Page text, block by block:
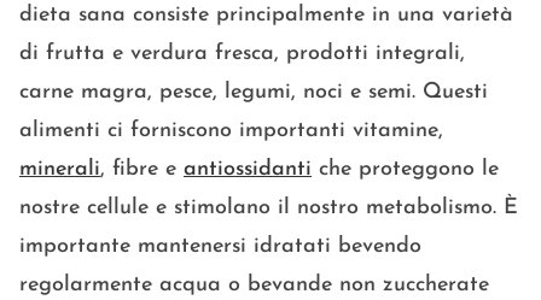
dieta sana consiste principalmente in una varietà
di frutta e verdura fresca, prodotti integrali,
carne magra, pesce, legumi, noci e semi. Questi
alimenti ci forniscono importanti vitamine,
minerali, fibre e antiossidanti che proteggono le
nostre cellule e stimolano il nostro metabolismo. È
importante mantenersi idratati bevendo
regolarmente acqua o bevande non zuccherate